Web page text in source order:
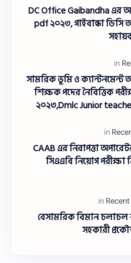
DC Office Gaibandha এর
pdf ২০২৩, গাইবান্ধা
সামরিক ভূমি ও
শিক্ষক পদের নৈবিত্তিক
২০২৩,Dmlc Junior
CAAB এর নিরাপত্তা
সিএএবি নিয়োগ পরীক্ষা
বেসামরিক বিমান চলাচল
সহকারী